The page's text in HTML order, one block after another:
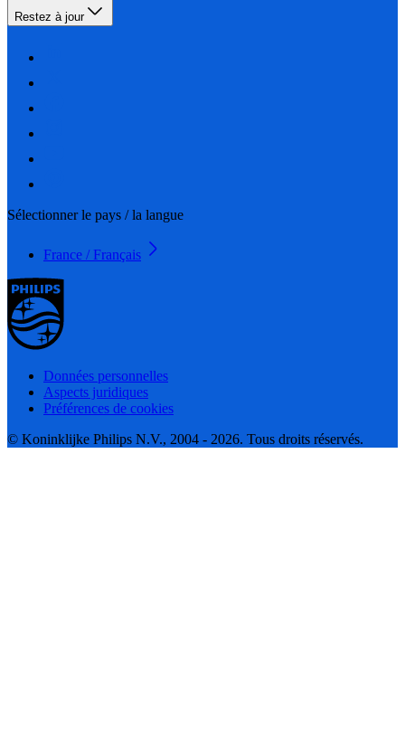
Restez à jour
Sélectionner le pays / la langue
France / Français
Données personnelles
Aspects juridiques
Préférences de cookies
© Koninklijke Philips N.V., 2004 - 2026. Tous droits réservés.